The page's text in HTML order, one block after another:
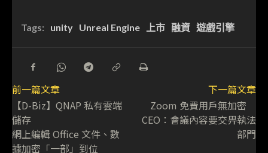
Tags: unity Unreal Engine 上市 融資 遊戲引擎
前一篇文章
【D-Biz】QNAP 私有雲端
儲存
網上編輯 Office 文件、數
據加密「一部」到位
下一篇文章
Zoom 免費用戶無加密
CEO：會議內容要交畀執法
部門